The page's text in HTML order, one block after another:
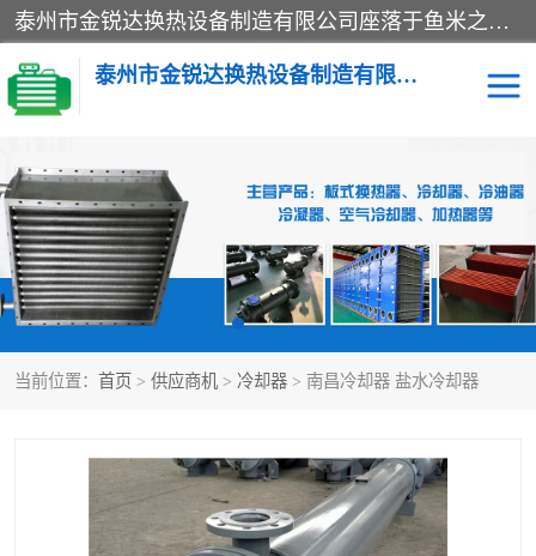
泰州市金锐达换热设备制造有限公司座落于鱼米之乡、祥泰之州一江苏泰州。是一家多年从事换热设备研究、设计、制造、销售、服务于一体的生产企业。
泰州市金锐达换热设备制造有限公司
当前位置： 首页 > 供应商机 > 冷却器 > 南昌冷却器 盐水冷却器
冷却器 换热器
散热器 预热器
热交换器